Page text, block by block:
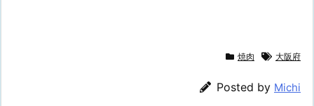
焼肉 大阪府
Posted by Michi